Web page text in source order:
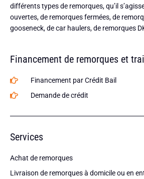
différents types de remorques, qu’il
ouvertes, de remorques fermées, de
gooseneck, de car haulers, de remorques
Financement de remorques et
Financement par Crédit Bail
Demande de crédit
Services
Achat de remorques
Livraison de remorques à domicile ou en